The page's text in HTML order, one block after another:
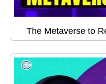
The Metaverse to